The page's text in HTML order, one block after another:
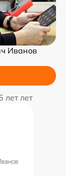
Иванов
лет лет